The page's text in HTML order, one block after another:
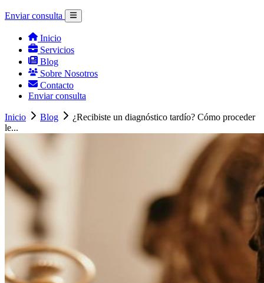
Enviar consulta
Inicio
Servicios
Blog
Sobre Nosotros
Contacto
Enviar consulta
Inicio Blog
¿Recibiste un diagnóstico tardío? Cómo proceder
le...